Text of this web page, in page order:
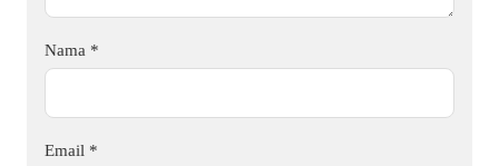
Nama *
Email *